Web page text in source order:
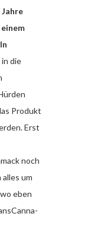
die
Produkt
Erst
noch
um
eben